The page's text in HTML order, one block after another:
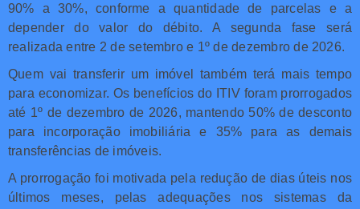
90% a 30%, conforme a quantidade de parcelas e a
depender do valor do débito. A segunda fase será
realizada entre 2 de setembro e 1º de dezembro de 2026.
Quem vai transferir um imóvel também terá mais tempo
para economizar. Os benefícios do ITIV foram prorrogados
até 1º de dezembro de 2026, mantendo 50% de desconto
para incorporação imobiliária e 35% para as demais
transferências de imóveis.
A prorrogação foi motivada pela redução de dias úteis nos
últimos meses, pelas adequações nos sistemas da